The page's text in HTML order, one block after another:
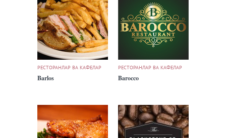
РЕСТОРАНЛАР ВА КАФЕЛАР
Barlos
РЕСТОРАНЛАР ВА КАФЕЛАР
Barocco